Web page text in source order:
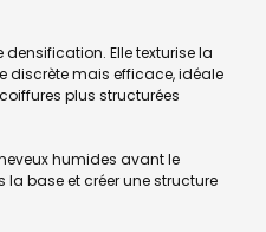
Elle texturise la
discrète mais efficace, idéale
plus structurées
humides avant le
base et créer une structure